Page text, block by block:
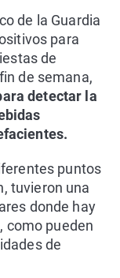
de la Guardia
para
de
de semana,
detectar la
puntos
tuvieron una
donde hay
como pueden
de